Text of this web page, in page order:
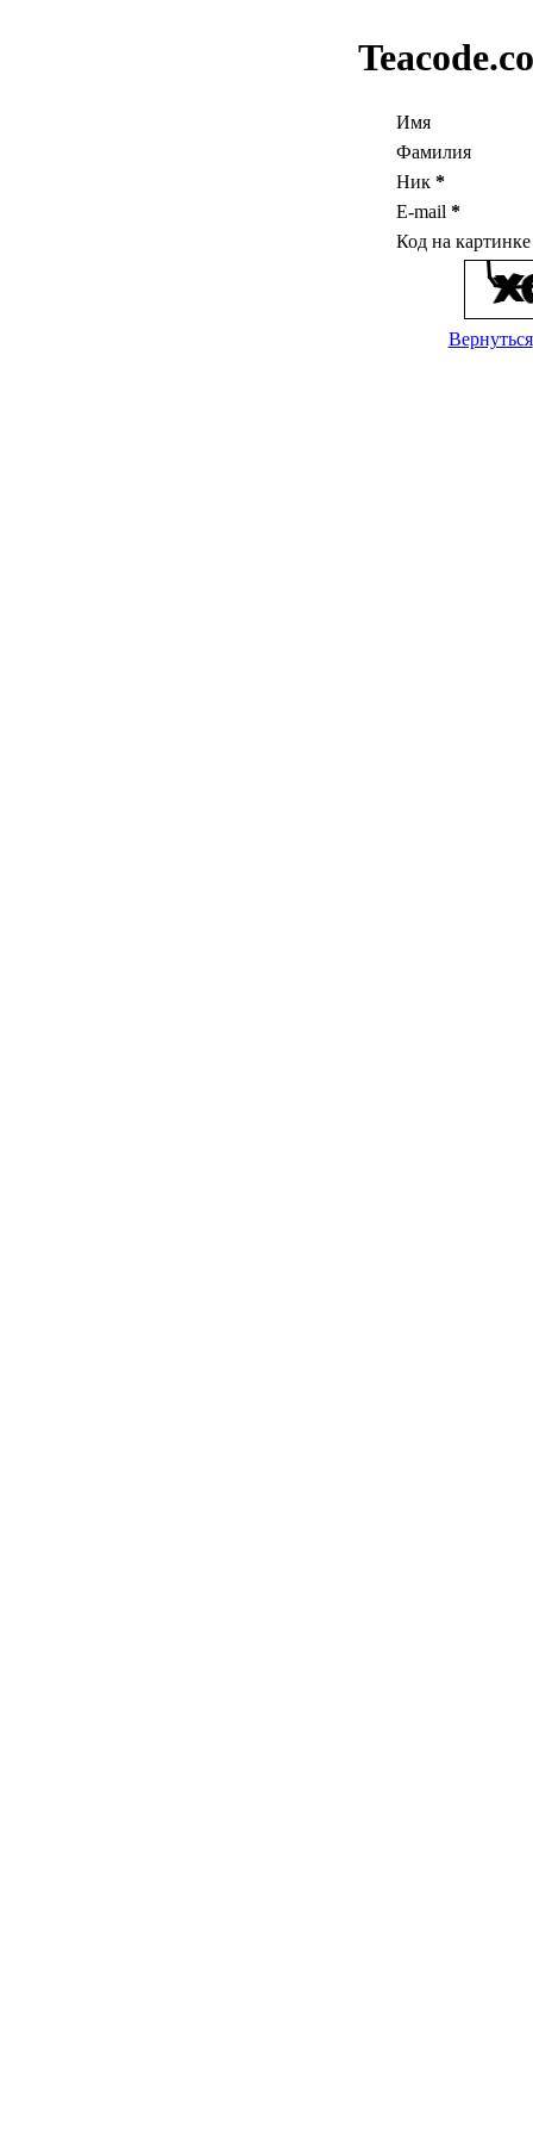
Имя
Фамилия
Ник *
E-mail *
Код на
Вернуться